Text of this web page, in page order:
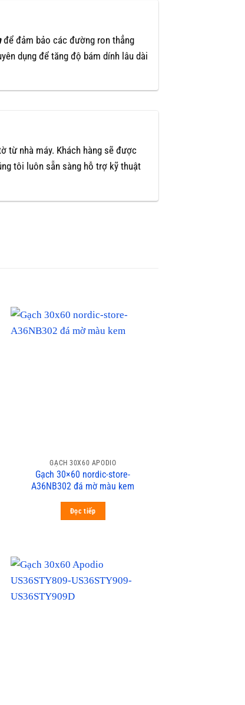
để đảm bảo các đường ron thẳng
dụng để tăng độ bám dính lâu dài
từ nhà máy. Khách hàng sẽ được
tôi luôn sẵn sàng hỗ trợ kỹ thuật
GẠCH 30X60 APODIO
Gạch 30×60 nordic-store-
A36NB302 đá mờ màu kem
Đọc tiếp